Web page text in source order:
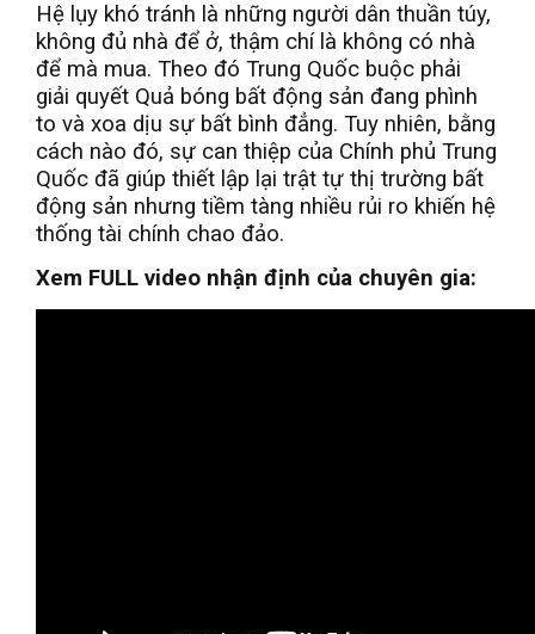
Hệ lụy khó tránh là những người dân thuần túy,
không đủ nhà để ở, thậm chí là không có nhà
để mà mua. Theo đó Trung Quốc buộc phải
giải quyết Quả bóng bất động sản đang phình
to và xoa dịu sự bất bình đẳng. Tuy nhiên, bằng
cách nào đó, sự can thiệp của Chính phủ Trung
Quốc đã giúp thiết lập lại trật tự thị trường bất
động sản nhưng tiềm tàng nhiều rủi ro khiến hệ
thống tài chính chao đảo.
Xem FULL video nhận định của chuyên gia: